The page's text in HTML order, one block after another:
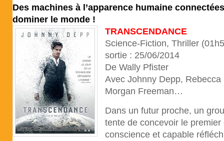
Des machines à l’apparence humaine
dominer le monde !
TRANSCENDANCE
Science-Fiction, Thriller
sortie : 25/06/2014
De Wally Pfister
Avec Johnny Depp,
Morgan Freeman…
Dans un futur proche, un
tente de concevoir le premier
conscience et capable